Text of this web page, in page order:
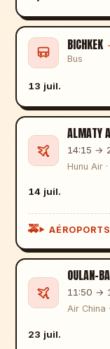
BICHKEK
Bus
13 juil.
ALMATY
14:15 →
Hunu Air
14 juil.
OULAN-
11:50 →
Air China
23 juil.